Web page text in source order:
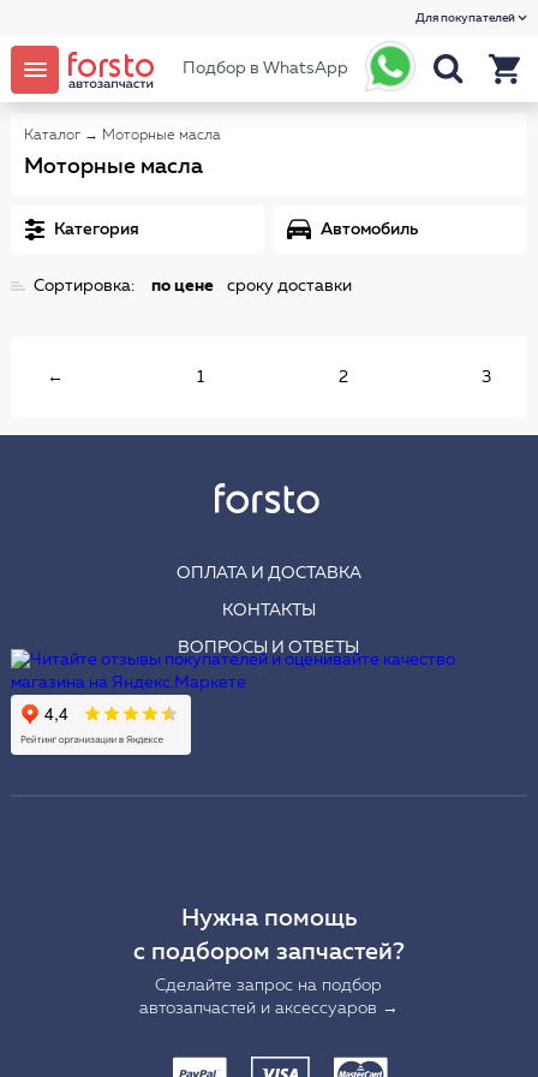
Для покупателей
Подбор в WhatsApp
Каталог → Моторные масла
Моторные масла
Категория Автомобиль
Сортировка: по цене сроку доставки
← 1 2 3
ОПЛАТА И ДОСТАВКА
КОНТАКТЫ
ВОПРОСЫ И ОТВЕТЫ
Нужна помощь
с подбором запчастей?
Сделайте запрос на подбор
автозапчастей и аксессуаров →